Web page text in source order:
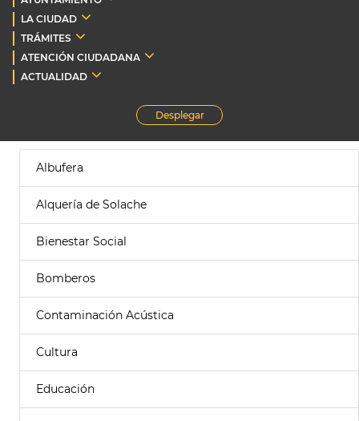
LA CIUDAD
TRÁMITES
ATENCIÓN CIUDADANA
ACTUALIDAD
Desplegar
Albufera
Alquería de Solache
Bienestar Social
Bomberos
Contaminación Acústica
Cultura
Educación